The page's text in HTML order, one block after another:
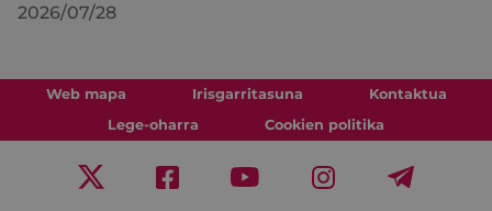
2026/07/28
Web mapa Irisgarritasuna
Kontaktua
Lege-oharra
Cookien politika